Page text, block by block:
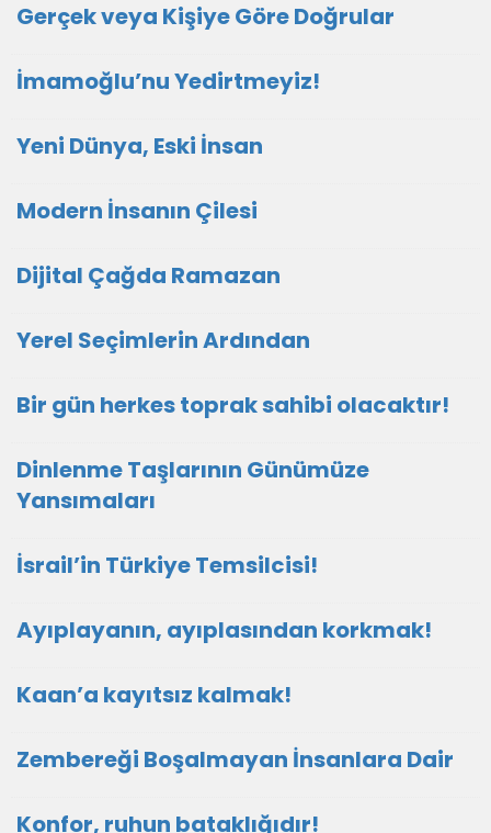
Gerçek veya Kişiye Göre Doğrular
İmamoğlu’nu Yedirtmeyiz!
Yeni Dünya, Eski İnsan
Modern İnsanın Çilesi
Dijital Çağda Ramazan
Yerel Seçimlerin Ardından
Bir gün herkes toprak sahibi olacaktır!
Dinlenme Taşlarının Günümüze
Yansımaları
İsrail’in Türkiye Temsilcisi!
Ayıplayanın, ayıplasından korkmak!
Kaan’a kayıtsız kalmak!
Zembereği Boşalmayan İnsanlara Dair
Konfor, ruhun bataklığıdır!